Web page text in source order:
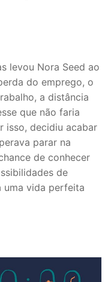
levou Nora Seed ao
do emprego, o
a distância
que não faria
isso, decidiu acabar
parar na
de conhecer
de
uma vida perfeita